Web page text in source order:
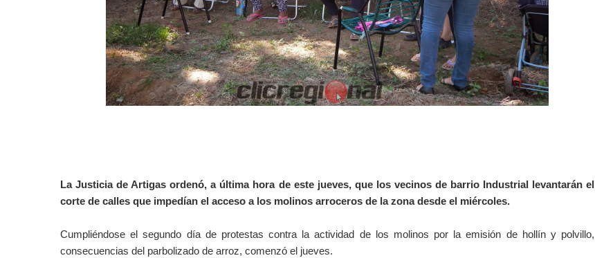
La Justicia de Artigas ordenó, a última hora de este jueves, que los vecinos de barrio Industrial levantarán el
corte de calles que impedían el acceso a los molinos arroceros de la zona desde el miércoles.
Cumpliéndose el segundo día de protestas contra la actividad de los molinos por la emisión de hollín y polvillo,
consecuencias del parbolizado de arroz, comenzó el jueves.